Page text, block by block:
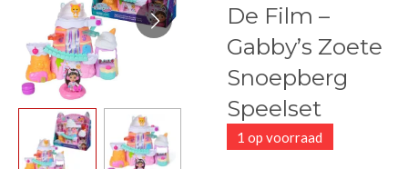
De Film –
Gabby’s Zoete
Snoepberg
Speelset
1 op voorraad